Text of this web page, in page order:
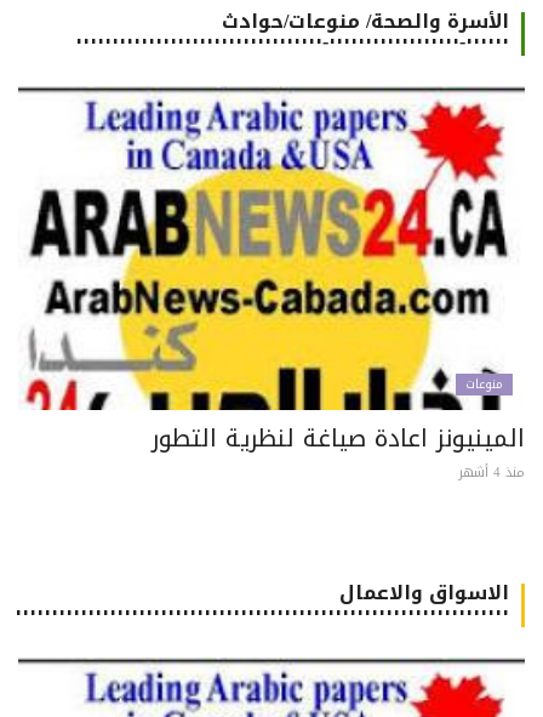
الأسرة والصحة/ منوعات/حوادث
٠٠٠٠٠٠-٠٠٠٠٠٠٠٠٠٠٠٠٠٠٠٠٠٠-٠٠٠٠٠٠٠٠٠٠٠٠٠٠٠٠٠٠٠٠٠٠٠٠٠٠٠٠٠٠٠٠٠٠
منوعات
اعادة صياغة لنظرية التطور
الاسواق والاعمال
٠٠٠٠٠٠٠٠٠٠٠٠٠٠٠٠٠٠٠٠٠٠٠٠٠٠٠٠٠٠٠٠٠٠٠٠٠٠٠٠٠٠٠٠٠٠٠٠٠٠٠٠٠٠٠٠٠٠٠٠٠٠٠٠٠٠٠٠